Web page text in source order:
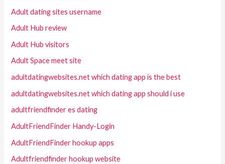
Adult dating sites username
Adult Hub review
Adult Hub visitors
Adult Space meet site
adultdatingwebsites.net which dating app is the best
adultdatingwebsites.net which dating app should i use
adultfriendfinder es dating
AdultFriendFinder Handy-Login
AdultFriendFinder hookup apps
Adultfriendfinder hookup website